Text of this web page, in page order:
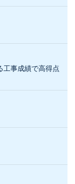
工事成績で高得点